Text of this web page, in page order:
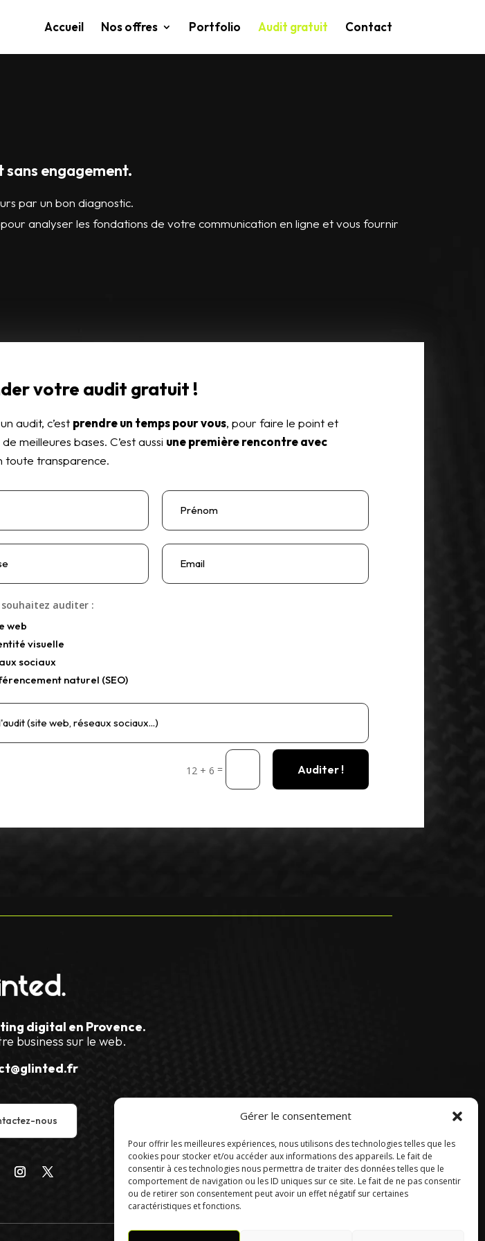
Gérer le consentement
Pour offrir les meilleures expériences, nous utilisons des technologies telles que les
cookies pour stocker et/ou accéder aux informations des appareils. Le fait de
consentir à ces technologies nous permettra de traiter des données telles que le
comportement de navigation ou les ID uniques sur ce site. Le fait de ne pas consentir
ou de retirer son consentement peut avoir un effet négatif sur certaines
caractéristiques et fonctions.
Accueil Nos offres Portfolio Audit gratuit Contact
engagement.
par un bon diagnostic.
pour analyser les fondations de votre communication en ligne et vous fournir
votre audit gratuit !
audit, c’est prendre un temps pour vous, pour faire le point et
meilleures bases. C’est aussi une première rencontre avec
toute transparence.
souhaitez auditer :
web
visuelle
sociaux
naturel (SEO)
12 + 6 = Auditer !
digital en Provence.
business sur le web.
nous